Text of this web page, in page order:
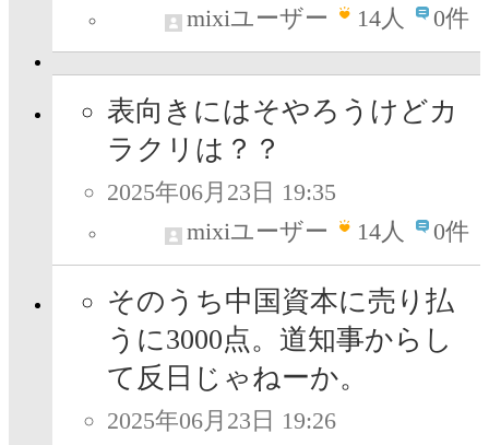
mixiユーザー
14人 0件
表向きにはそやろうけどカ
ラクリは？？
2025年06月23日 19:35
mixiユーザー
14人 0件
そのうち中国資本に売り払
うに3000点。道知事からし
て反日じゃねーか。
2025年06月23日 19:26